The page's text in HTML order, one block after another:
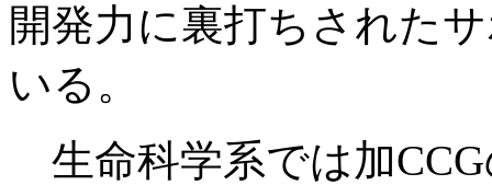
開発力に裏打ちされた
いる。
生命科学系では加